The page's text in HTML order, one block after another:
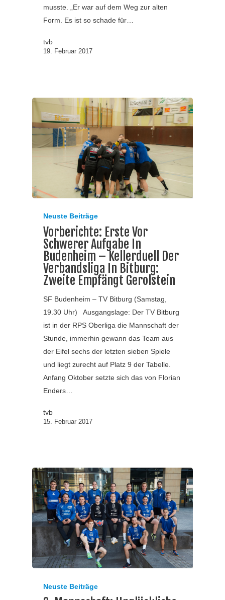
musste. „Er war auf dem Weg zur alten
Form. Es ist so schade für…
tvb
19. Februar 2017
Neuste Beiträge
Vorberichte: Erste Vor
Schwerer Aufgabe In
Budenheim – Kellerduell Der
Verbandsliga In Bitburg:
Zweite Empfängt Gerolstein
SF Budenheim – TV Bitburg (Samstag,
19.30 Uhr) Ausgangslage: Der TV Bitburg
ist in der RPS Oberliga die Mannschaft der
Stunde, immerhin gewann das Team aus
der Eifel sechs der letzten sieben Spiele
und liegt zurecht auf Platz 9 der Tabelle.
Anfang Oktober setzte sich das von Florian
Enders…
tvb
15. Februar 2017
Neuste Beiträge